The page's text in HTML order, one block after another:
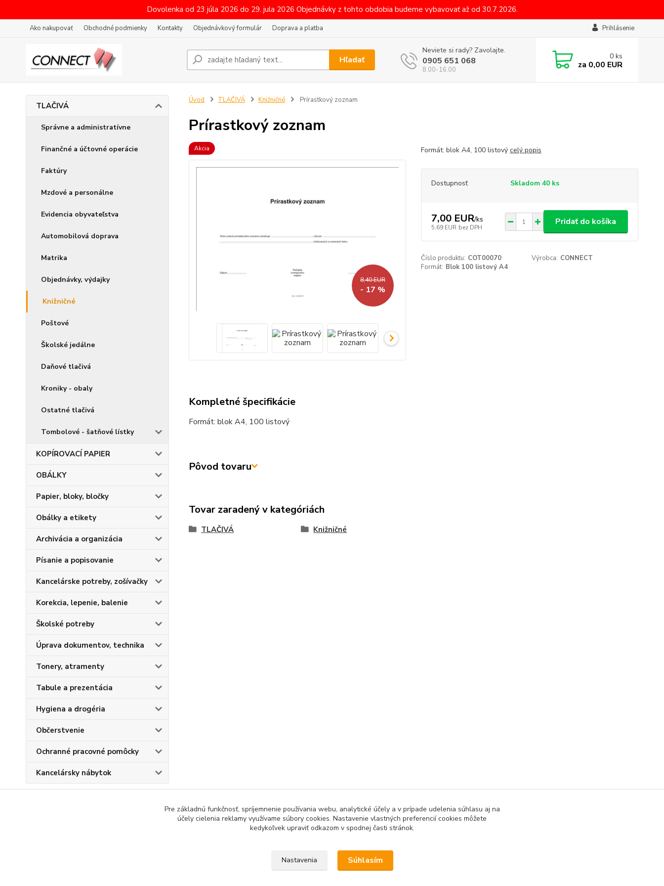
Dovolenka od 23 júla 2026 do 29. jula 2026 Objednávky z tohto obdobia budeme vybavovať až od 30.7.2026.
Ako nakupovať Obchodné podmienky Kontakty Objednávkový formulár Doprava a platba Prihlásenie
Hľadať
Neviete si rady? Zavolajte.
0905 651 068
8.00-16.00
0 ks
za 0,00 EUR
TLAČIVÁ
Správne a administratívne
Finančné a účtovné operácie
Faktúry
Mzdové a personálne
Evidencia obyvateľstva
Automobilová doprava
Matrika
Objednávky, výdajky
Knižničné
Poštové
Školské jedálne
Daňové tlačivá
Kroniky - obaly
Ostatné tlačivá
Tombolové - šatňové lístky
KOPÍROVACÍ PAPIER
OBÁLKY
Papier, bloky, bločky
Obálky a etikety
Archivácia a organizácia
Písanie a popisovanie
Kancelárske potreby, zošívačky
Korekcia, lepenie, balenie
Školské potreby
Úprava dokumentov, technika
Tonery, atramenty
Tabule a prezentácia
Hygiena a drogéria
Občerstvenie
Ochranné pracovné pomôcky
Kancelársky nábytok
Úvod TLAČIVÁ Knižničné Prírastkový zoznam
Prírastkový zoznam
Akcia
8,40 EUR
- 17 %
Formát: blok A4, 100 listový celý popis
Dostupnosť Skladom 40 ks
7,00 EUR/ks
5,69 EUR bez DPH
Pridať do košíka
Číslo produktu: COT00070 Výrobca: CONNECT
Formát: Blok 100 listový A4
Kompletné špecifikácie
Formát: blok A4, 100 listový
Pôvod tovaru
Tovar zaradený v kategóriách
TLAČIVÁ Knižničné
Upravit sběr cookies.
Pre základnú funkčnosť, spríjemnenie používania webu, analytické účely a v prípade udelenia súhlasu aj na
účely cielenia reklamy využívame súbory cookies. Nastavenie vlastných preferencií cookies môžete
kedykoľvek upraviť odkazom v spodnej časti stránok.
Nastavenia Súhlasím